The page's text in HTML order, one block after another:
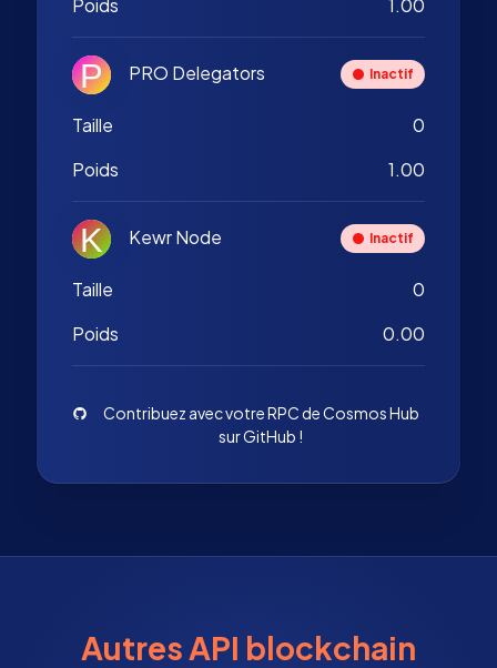
Poids 1.00
PRO Delegators Inactif
Taille
0
Poids
1.00
Kewr Node Inactif
Taille
0
Poids
0.00
Contribuez avec votre RPC de Cosmos Hub
sur GitHub !
Autres API blockchain